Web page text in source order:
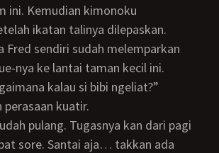
ini. Kemudian kimonoku
ikatan talinya dilepaskan.
Fred sendiri sudah melemparkan
nya ke lantai taman kecil ini.
kuatir.
sore. Santai aja… takkan ada